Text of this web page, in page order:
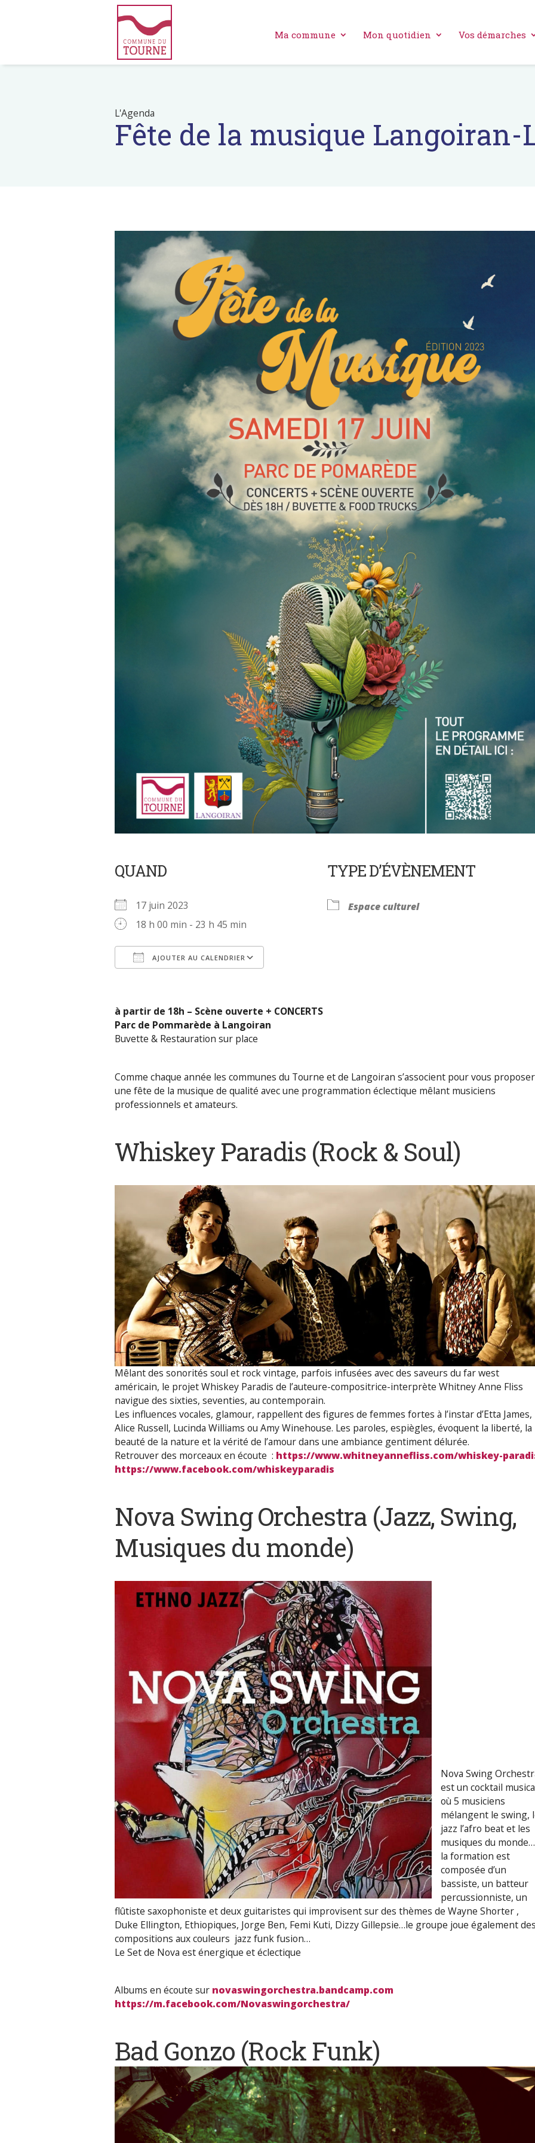
Ma commune Mon quotidien Vos démarches
L'Agenda
Fête de la musique Langoiran-
QUAND
17 juin 2023
18 h 00 min - 23 h 45 min
AJOUTER AU CALENDRIER
TYPE D’ÉVÈNEMENT
Espace culturel
à partir de 18h – Scène ouverte + CONCERTS
Parc de Pommarède à Langoiran
Buvette & Restauration sur place
Comme chaque année les communes du Tourne et de Langoiran s’associent pour vous proposer
une fête de la musique de qualité avec une programmation éclectique mêlant musiciens
professionnels et amateurs.
Whiskey Paradis (Rock & Soul)
Mêlant des sonorités soul et rock vintage, parfois infusées avec des saveurs du far west
américain, le projet Whiskey Paradis de l’auteure-compositrice-interprète Whitney Anne Fliss
navigue des sixties, seventies, au contemporain.
Les influences vocales, glamour, rappellent des figures de femmes fortes à l’instar d’Etta James,
Alice Russell, Lucinda Williams ou Amy Winehouse. Les paroles, espiègles, évoquent la liberté, la
beauté de la nature et la vérité de l’amour dans une ambiance gentiment délurée.
Retrouver des morceaux en écoute : https://www.whitneyannefliss.com/whiskey-
https://www.facebook.com/whiskeyparadis
Nova Swing Orchestra (Jazz, Swing,
Musiques du monde)
Nova Swing
est un cocktail
où 5 musiciens
mélangent le swing,
jazz l’afro beat et les
musiques du monde…
la formation est
composée d’un
bassiste, un batteur
percussionniste, un
flûtiste saxophoniste et deux guitaristes qui improvisent sur des thèmes de Wayne Shorter ,
Duke Ellington, Ethiopiques, Jorge Ben, Femi Kuti, Dizzy Gillepsie…le groupe joue également
compositions aux couleurs jazz funk fusion…
Le Set de Nova est énergique et éclectique
Albums en écoute sur novaswingorchestra.bandcamp.com
https://m.facebook.com/Novaswingorchestra/
Bad Gonzo (Rock Funk)